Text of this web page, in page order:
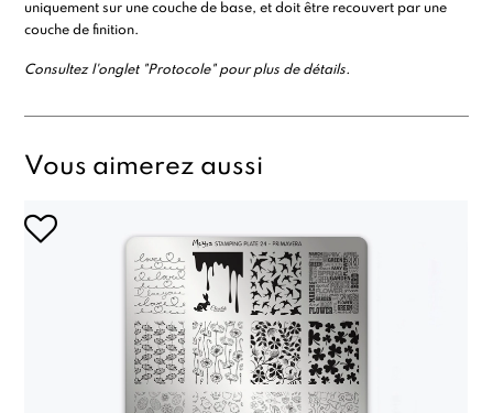
uniquementsur une couche de base, et doit être recouvert par une
couche de finition.
Consultez l'onglet "Protocole" pour plus de détails.
Vous aimerez aussi